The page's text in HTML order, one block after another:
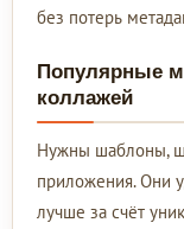
без потерь
Популярные
коллажей
Нужны шаблоны,
приложения. Они
лучше за счёт